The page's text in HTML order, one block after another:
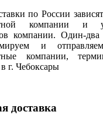
по России
компании и
компании. Один-
и
компании,
в г. Чебоксары
доставка